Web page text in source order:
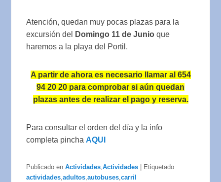
Atención, quedan muy pocas plazas para la
excursión del
Domingo 11 de Junio que
haremos a la playa del Portil.
A partir de ahora es necesario llamar al 654
94 20 20 para comprobar si aún quedan
plazas antes de realizar el pago y reserva.
Para consultar el orden del día y la info
completa pincha AQUI
Publicado en Actividades,Actividades
Etiquetado
actividades,adultos,autobuses,carril